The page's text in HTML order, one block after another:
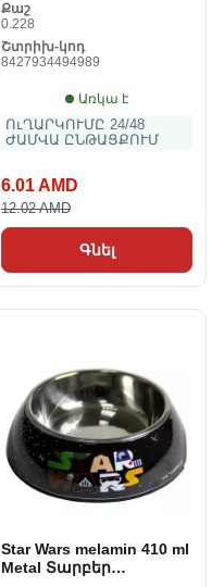
Քաշ
0.228
Շտրիխ-կոդ
8427934494989
Առկա է
ՈւՂԱՐԿՈՒՄԸ 24/48
ԺԱՄՎԱ ԸՆԹԱՑՔՈՒՄ
6.01 AMD
12.02 AMD
Գնել
Star Wars melamin 410 ml
Metal Տարբեր